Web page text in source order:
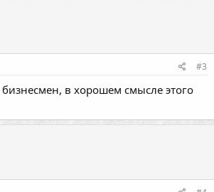
#3
в хорошем смысле этого